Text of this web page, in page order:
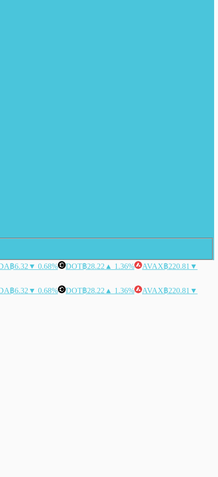
฿6.32 ▼ 0.68% DOT฿28.22 ▲ 1.36% AVAX฿220.81 ▼
฿6.32 ▼ 0.68% DOT฿28.22 ▲ 1.36% AVAX฿220.81 ▼